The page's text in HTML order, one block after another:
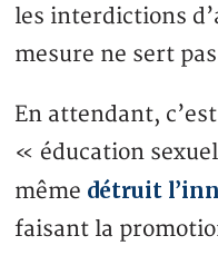
les interdictions
mesure ne sert
En attendant,
« éducation
même détruit
faisant la